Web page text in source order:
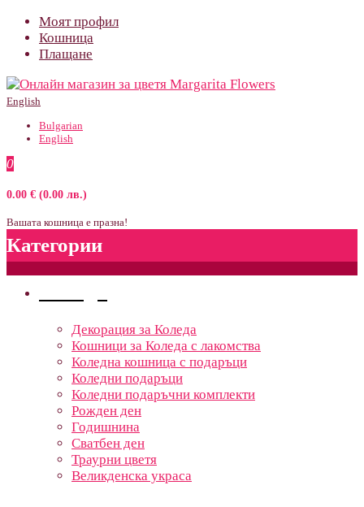
Моят профил
Кошница
Плащане
English
Bulgarian
English
0
0.00 € (0.00 лв.)
Вашата кошница е празна!
Категории
Декорация за Коледа
Кошници за Коледа с лакомства
Коледна кошница с подаръци
Коледни подаръци
Коледни подаръчни комплекти
Рожден ден
Годишнина
Сватбен ден
Траурни цветя
Великденска украса